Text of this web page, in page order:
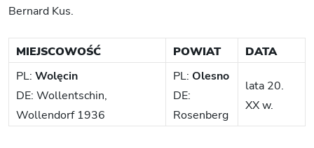
Bernard Kus.
MIEJSCOWOŚĆ POWIAT
DATA
PL: Wolęcin
DE: Wollentschin,
Wollendorf 1936
PL: Olesno
DE:
Rosenberg
lata 20.
XX w.